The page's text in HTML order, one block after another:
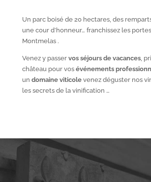
Un parc boisé de 20 hectares, des
une cour d’honneur… franchissez les
Montmelas .
Venez y passer vos séjours de vacances,
château pour vos événements
un domaine viticolevenez déguster nos
les secrets de la vinification …